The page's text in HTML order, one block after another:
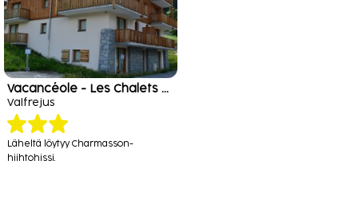
Vacancéole - Les Chalets de la Ramoure
Valfrejus
Läheltä löytyy Charmasson-
hiihtohissi.